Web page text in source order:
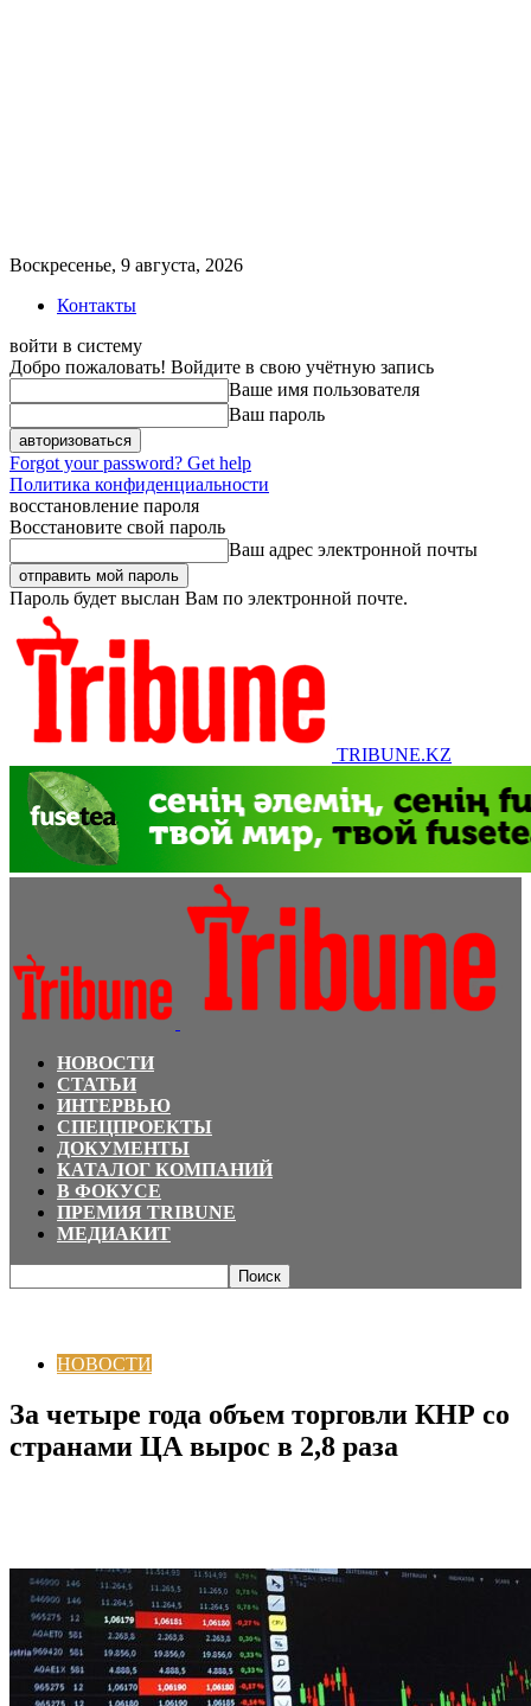
Воскресенье, 9 августа, 2026
Контакты
войти в систему
Добро пожаловать! Войдите в свою учётную запись
Ваше имя пользователя
Ваш пароль
Forgot your password? Get help
Политика конфиденциальности
восстановление пароля
Восстановите свой пароль
Ваш адрес электронной почты
Пароль будет выслан Вам по электронной почте.
TRIBUNE.KZ
НОВОСТИ
СТАТЬИ
ИНТЕРВЬЮ
СПЕЦПРОЕКТЫ
ДОКУМЕНТЫ
КАТАЛОГ КОМПАНИЙ
В ФОКУСЕ
ПРЕМИЯ TRIBUNE
МЕДИАКИТ
НОВОСТИ
За четыре года объем торговли КНР со
странами ЦА вырос в 2,8 раза